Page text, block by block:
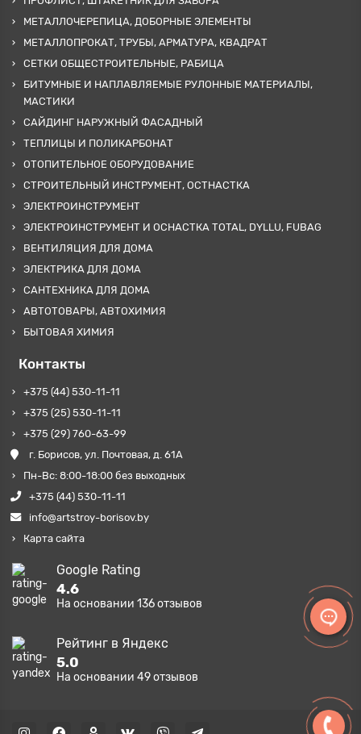
МЕТАЛЛОЧЕРЕПИЦА, ДОБОРНЫЕ ЭЛЕМЕНТЫ
МЕТАЛЛОПРОКАТ, ТРУБЫ, АРМАТУРА, КВАДРАТ
СЕТКИ ОБЩЕСТРОИТЕЛЬНЫЕ, РАБИЦА
БИТУМНЫЕ И НАПЛАВЛЯЕМЫЕ РУЛОННЫЕ МАТЕРИАЛЫ,
МАСТИКИ
САЙДИНГ НАРУЖНЫЙ ФАСАДНЫЙ
ТЕПЛИЦЫ И ПОЛИКАРБОНАТ
ОТОПИТЕЛЬНОЕ ОБОРУДОВАНИЕ
СТРОИТЕЛЬНЫЙ ИНСТРУМЕНТ, ОСТНАСТКА
ЭЛЕКТРОИНСТРУМЕНТ
ЭЛЕКТРОИНСТРУМЕНТ И ОСНАСТКА TOTAL, DYLLU, FUBAG
ВЕНТИЛЯЦИЯ ДЛЯ ДОМА
ЭЛЕКТРИКА ДЛЯ ДОМА
САНТЕХНИКА ДЛЯ ДОМА
АВТОТОВАРЫ, АВТОХИМИЯ
БЫТОВАЯ ХИМИЯ
Контакты
+375 (44) 530-11-11
+375 (25) 530-11-11
+375 (29) 760-63-99
г. Борисов, ул. Почтовая, д. 61А
Пн-Вс: 8:00-18:00 без выходных
+375 (44) 530-11-11
info@artstroy-borisov.by
Карта сайта
Google Rating
4.6
На основании 136отзывов
Рейтинг в Яндекс
5.0
На основании 49отзывов